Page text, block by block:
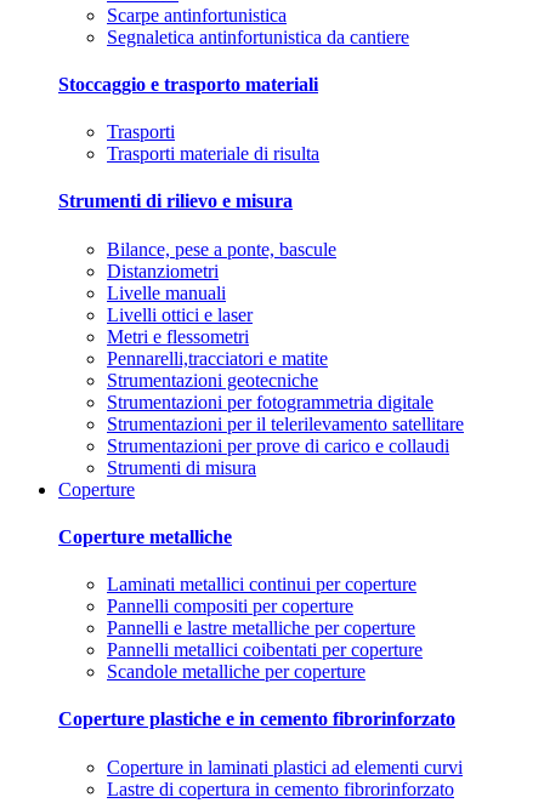
Scarpe antinfortunistica
Segnaletica antinfortunistica da cantiere
Stoccaggio e trasporto materiali
Trasporti
Trasporti materiale di risulta
Strumenti di rilievo e misura
Bilance, pese a ponte, bascule
Distanziometri
Livelle manuali
Livelli ottici e laser
Metri e flessometri
Pennarelli,tracciatori e matite
Strumentazioni geotecniche
Strumentazioni per fotogrammetria digitale
Strumentazioni per il telerilevamento satellitare
Strumentazioni per prove di carico e collaudi
Strumenti di misura
Coperture
Coperture metalliche
Laminati metallici continui per coperture
Pannelli compositi per coperture
Pannelli e lastre metalliche per coperture
Pannelli metallici coibentati per coperture
Scandole metalliche per coperture
Coperture plastiche e in cemento fibrorinforzato
Coperture in laminati plastici ad elementi curvi
Lastre di copertura in cemento fibrorinforzato